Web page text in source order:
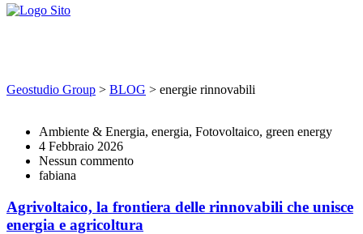
Geostudio Group > BLOG > energie rinnovabili
Ambiente & Energia, energia, Fotovoltaico, green energy
4 Febbraio 2026
Nessun commento
fabiana
Agrivoltaico, la frontiera delle rinnovabili che unisce
energia e agricoltura